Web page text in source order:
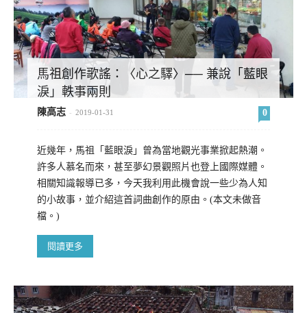
馬祖創作歌謠：〈心之驛〉── 兼說「藍眼
淚」軼事兩則
陳高志 - 2019-01-31 0
近幾年，馬祖「藍眼淚」曾為當地觀光事業掀起熱潮。
許多人慕名而來，甚至夢幻景觀照片也登上國際媒體。
相關知識報導已多，今天我利用此機會說一些少為人知
的小故事，並介紹這首詞曲創作的原由。(本文未做音
檔。)
閱讀更多